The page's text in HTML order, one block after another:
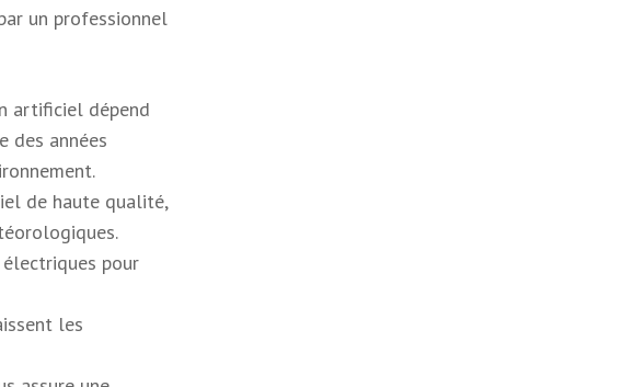
un professionnel
artificiel dépend
des années
de haute qualité,
pour
les